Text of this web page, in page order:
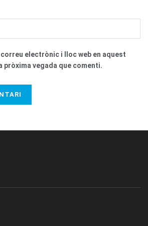
correu electrònic i lloc web en aquest
pròxima vegada que comenti.